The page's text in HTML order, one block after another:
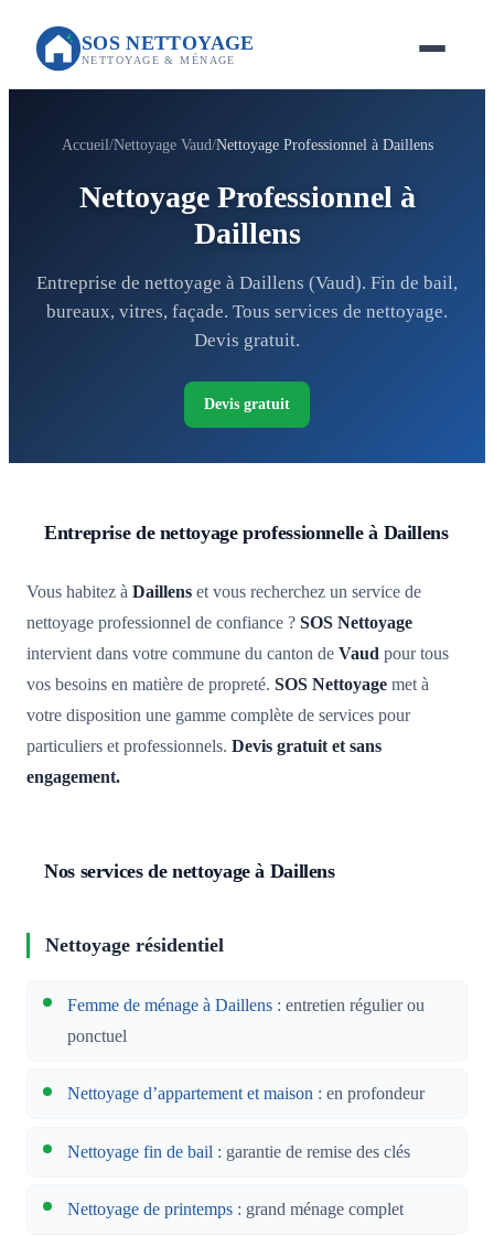
SOS NETTOYAGE
NETTOYAGE & MÉNAGE
Accueil Nettoyage Vaud Nettoyage Professionnel à Daillens
Nettoyage Professionnel à
Daillens
Entreprise de nettoyage à Daillens (Vaud). Fin de bail,
bureaux, vitres, façade. Tous services de nettoyage.
Devis gratuit.
Devis gratuit
Entreprise de nettoyage professionnelle à Daillens
Vous habitez à Daillens et vous recherchez un service de
nettoyage professionnel de confiance ? SOS Nettoyage
intervient dans votre commune du canton de Vaud pour tous
vos besoins en matière de propreté. SOS Nettoyage met à
votre disposition une gamme complète de services pour
particuliers et professionnels. Devis gratuit et sans
engagement.
Nos services de nettoyage à Daillens
Nettoyage résidentiel
Femme de ménage à Daillens : entretien régulier ou
ponctuel
Nettoyage d’appartement et maison : en profondeur
Nettoyage fin de bail : garantie de remise des clés
Nettoyage de printemps : grand ménage complet